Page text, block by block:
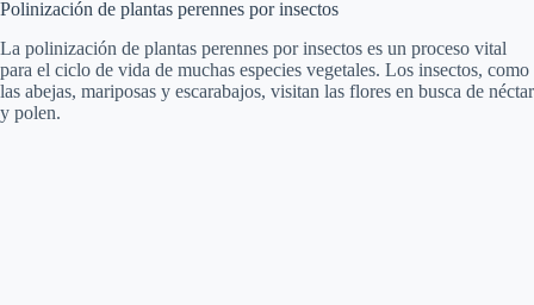
Polinización de plantas perennes por insectos
La polinización de plantas perennes por insectos es un proceso vital
para el ciclo de vida de muchas especies vegetales. Los insectos, como
las abejas, mariposas y escarabajos, visitan las flores en busca de néctar
y polen.